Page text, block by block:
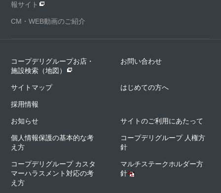
報サイト
CM・WEB動画のご紹介
コープデリグループお店・
施設検索（地図）
お問い合わせ
サイトマップ はじめての方へ
採用情報
お知らせ サイトのご利用にあたって
個人情報保護の基本的な考
え方
コープデリグループ 人権方
針
コープデリグループ カスタ
マーハラスメント対応の考
え方
マルチステークホルダー方
針